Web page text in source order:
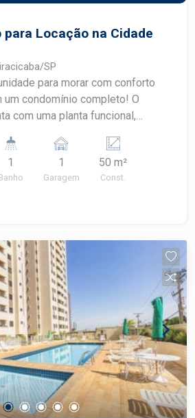
Locação na Cidade
SP
para morar com conforto
condomínio completo! O
com uma planta funcional,
planejado; Sala
sacada; Banheiro social;
área de convivência.
de fácil acesso, o Edifício
comodidade no dia a dia, com
serviços e principais
1 1
Garagem
50 m²
Const.